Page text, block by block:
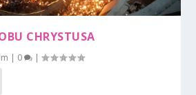
– FILM O S. FAUSTYNIE
CHRYSTUSA
| 0 |